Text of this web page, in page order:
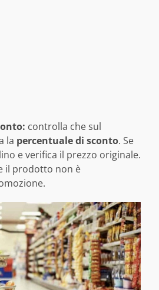
controlla che sul
la percentuale di sconto. Se
e verifica il prezzo originale.
il prodotto non è